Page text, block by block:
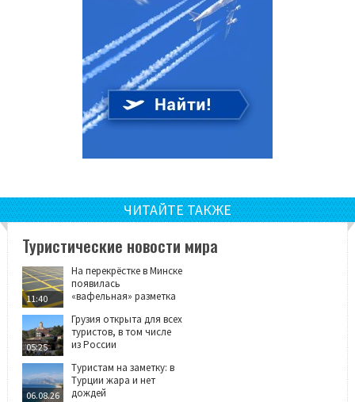
ЧИТАЙТЕ ТАКЖЕ
Туристические новости мира
11:40
На перекрёстке в Минске
появилась
«вафельная» разметка
05:25
Грузия открыта для всех
туристов, в том числе
из России
06.08.26
Туристам на заметку: в
Турции жара и нет
дождей